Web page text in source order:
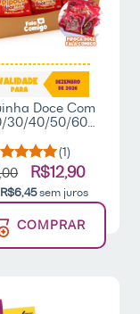
Doce Com
30/40/50/60
Festa -
Comigo
(1)
R$12,90
R$6,45sem juros
COMPRAR